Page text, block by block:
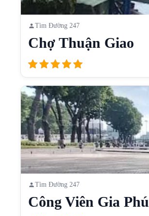
Tìm Đường 247
Chợ Thuận Giao
Tìm Đường 247
Công Viên Gia Phú